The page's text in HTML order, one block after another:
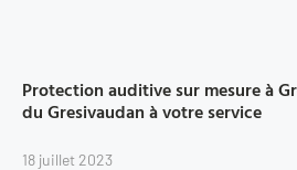
Protection auditive sur mesure à
du Gresivaudan à votre service
18 juillet 2023